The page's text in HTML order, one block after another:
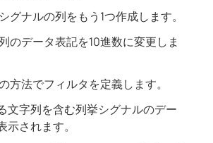
グナルの列をもう1つ作成します。
のデータ表記を10進数に変更しま
方法でフィルタを定義します。
文字列を含む列挙シグナルのデー
示されます。